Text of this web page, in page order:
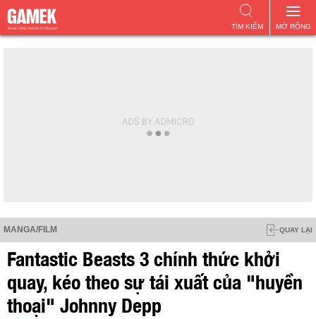
MỞ RỘNG
TÌM KIẾM
MANGA/FILM QUAY LẠI
Fantastic Beasts 3 chính thức khởi
quay, kéo theo sự tái xuất của "huyền
thoại" Johnny Depp